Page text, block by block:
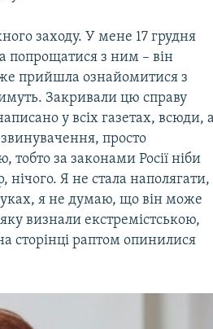
заходу. У мене 17 грудня
попрощатися з ним – він
прийшла ознайомитися з
Закривали цю справу
у всіх газетах, всюди, а
просто
за законами Росії ніби
нічого. Я не стала наполягати,
я не думаю, що він може
визнали екстремістською,
сторінці раптом опинилися